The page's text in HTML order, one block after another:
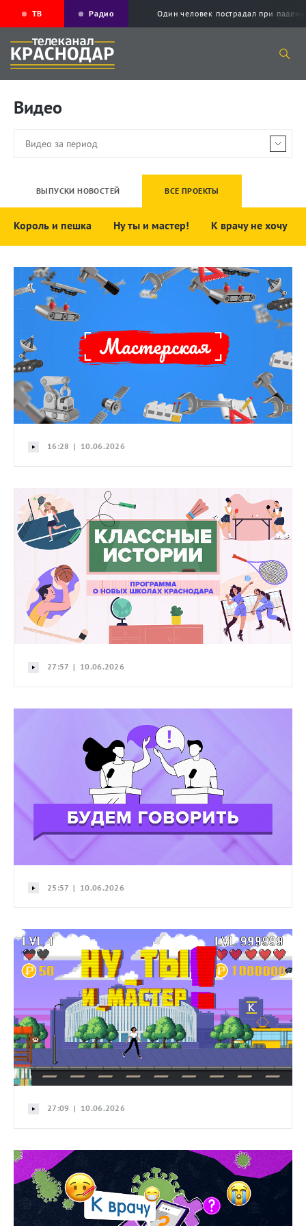
ТВ Радио Один человек пострадал при
Видео
ВЫПУСКИ НОВОСТЕЙ ВСЕ ПРОЕКТЫ
Король и пешка Ну ты и мастер! К врачу не хочу
16:28 | 10.06.2026
27:57 | 10.06.2026
25:57 | 10.06.2026
27:09 | 10.06.2026